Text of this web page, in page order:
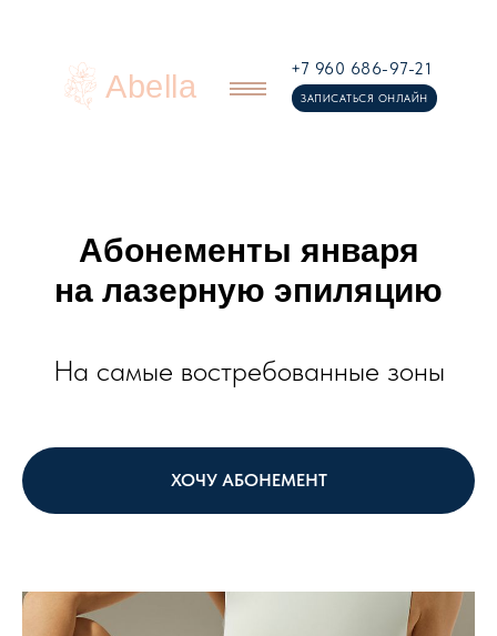
Abella +7 960 686-97-21
ЗАПИСАТЬСЯ ОНЛАЙН
Абонементы января
на лазерную эпиляцию
На самые востребованные зоны
ХОЧУ АБОНЕМЕНТ